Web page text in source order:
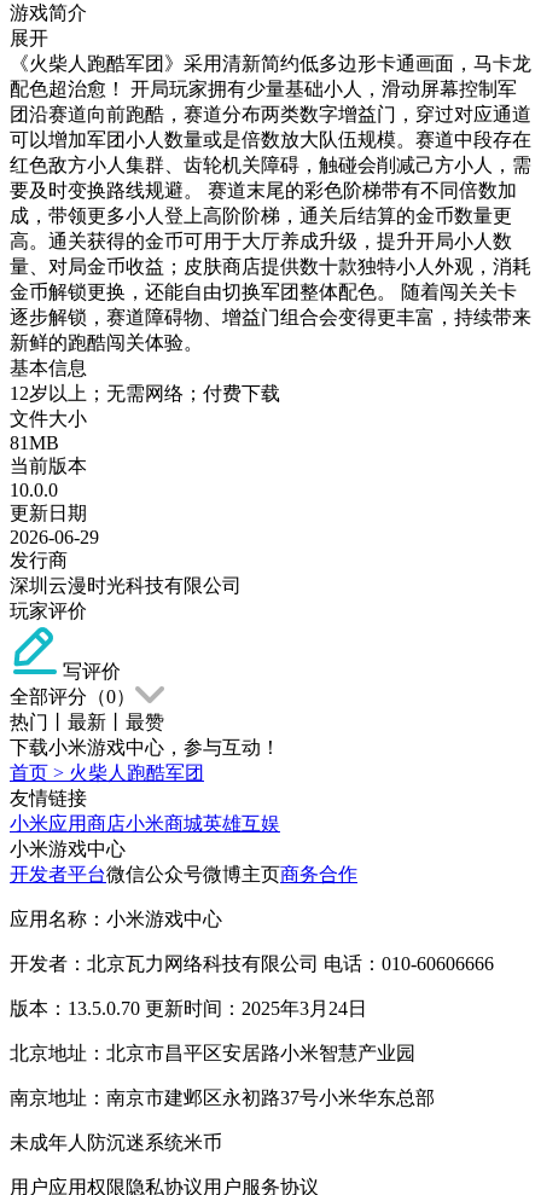
游戏简介
展开
《火柴人跑酷军团》采用清新简约低多边形卡通画面，马卡龙
配色超治愈！ 开局玩家拥有少量基础小人，滑动屏幕控制军
团沿赛道向前跑酷，赛道分布两类数字增益门，穿过对应通道
可以增加军团小人数量或是倍数放大队伍规模。赛道中段存在
红色敌方小人集群、齿轮机关障碍，触碰会削减己方小人，需
要及时变换路线规避。 赛道末尾的彩色阶梯带有不同倍数加
成，带领更多小人登上高阶阶梯，通关后结算的金币数量更
高。通关获得的金币可用于大厅养成升级，提升开局小人数
量、对局金币收益；皮肤商店提供数十款独特小人外观，消耗
金币解锁更换，还能自由切换军团整体配色。 随着闯关关卡
逐步解锁，赛道障碍物、增益门组合会变得更丰富，持续带来
新鲜的跑酷闯关体验。
基本信息
12岁以上；无需网络；付费下载
文件大小
81MB
当前版本
10.0.0
更新日期
2026-06-29
发行商
深圳云漫时光科技有限公司
玩家评价
写评价
全部评分（0）
热门
最新
最赞
下载小米游戏中心，参与互动！
首页 > 火柴人跑酷军团
友情链接
小米应用商店小米商城英雄互娱
小米游戏中心
开发者平台微信公众号微博主页商务合作
应用名称：小米游戏中心
开发者：北京瓦力网络科技有限公司 电话：010-60606666
版本：13.5.0.70 更新时间：2025年3月24日
北京地址：北京市昌平区安居路小米智慧产业园
南京地址：南京市建邺区永初路37号小米华东总部
未成年人防沉迷系统米币
用户应用权限隐私协议用户服务协议